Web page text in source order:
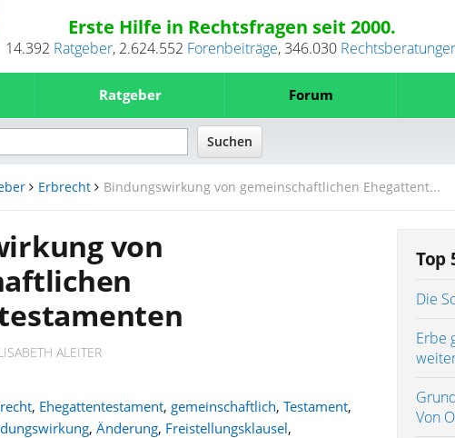
Erste Hilfe in Rechtsfragen seit 2000.
14.392 Ratgeber, 2.624.552 Forenbeiträge,346.030
Ratgeber Forum
Erbrecht Bindungswirkung von gemeinschaftlichen Ehegattent...
von
ALEITER
, Ehegattentestament, gemeinschaftlich, Testament,
, Änderung, Freistellungsklausel,
Top
Die
Erbe
Von